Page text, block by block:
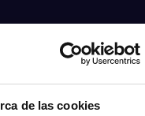
de las cookies